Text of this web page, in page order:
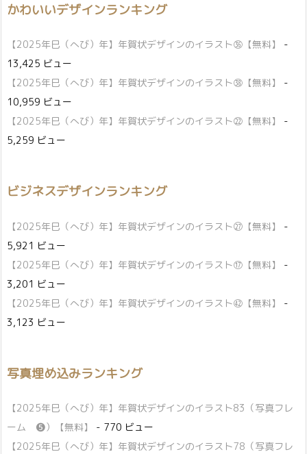
かわいいデザインランキング
【2025年巳（へび）年】年賀状デザインのイラスト㊱【無料】
-
13,425 ビュー
【2025年巳（へび）年】年賀状デザインのイラスト㊳【無料】
-
10,959 ビュー
【2025年巳（へび）年】年賀状デザインのイラスト㉒【無料】
-
5,259 ビュー
ビジネスデザインランキング
【2025年巳（へび）年】年賀状デザインのイラスト㉗【無料】
-
5,921 ビュー
【2025年巳（へび）年】年賀状デザインのイラスト⑰【無料】
-
3,201 ビュー
【2025年巳（へび）年】年賀状デザインのイラスト㊷【無料】
-
3,123 ビュー
写真埋め込みランキング
【2025年巳（へび）年】年賀状デザインのイラスト83（写真フレ
ーム ❺）【無料】
- 770 ビュー
【2025年巳（へび）年】年賀状デザインのイラスト78（写真フレ